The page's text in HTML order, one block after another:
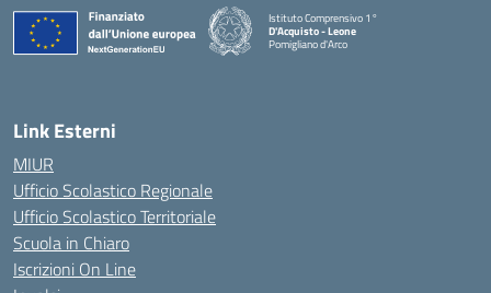
Istituto Comprensivo 1°
D'Acquisto - Leone
Pomigliano d'Arco
— Visita la pagina iniziale della scuola
Link Esterni
MIUR
Ufficio Scolastico Regionale
Ufficio Scolastico Territoriale
Scuola in Chiaro
Iscrizioni On Line